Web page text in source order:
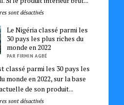
sont désactivés
Le Nigéria classé parmi les
30 pays les plus riches du
monde en 2022
PAR FIRMIN AGBÉ
classé parmi les 30 pays les
monde en 2022, sur la base
de son produit...
sont désactivés